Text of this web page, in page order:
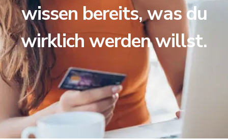
wissen bereits, was du
wirklich werden willst.